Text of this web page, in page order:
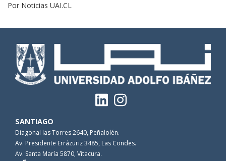
Por Noticias UAI.CL
SANTIAGO
Diagonal las Torres 2640, Peñalolén.
Av. Presidente Errázuriz 3485, Las Condes.
Av. Santa María 5870, Vitacura.